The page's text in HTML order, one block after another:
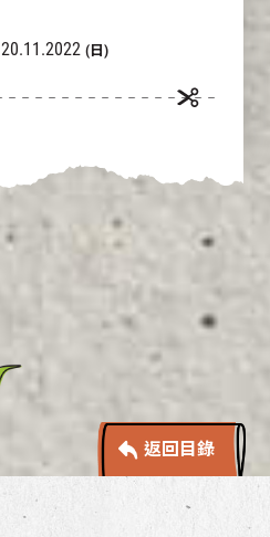
20.11.2022 (日)
返回目錄